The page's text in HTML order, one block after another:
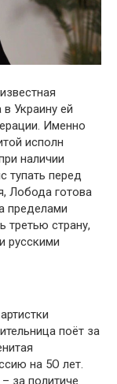
Украину ей
Именно
исполн
наличии
тупать перед
Лобода готова
пределами
третью страну,
русскими
поёт за
на 5О лет.
за политиче